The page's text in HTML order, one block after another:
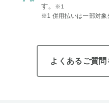
す。
※1
※1 併用払いは一部対象
よくあるご質